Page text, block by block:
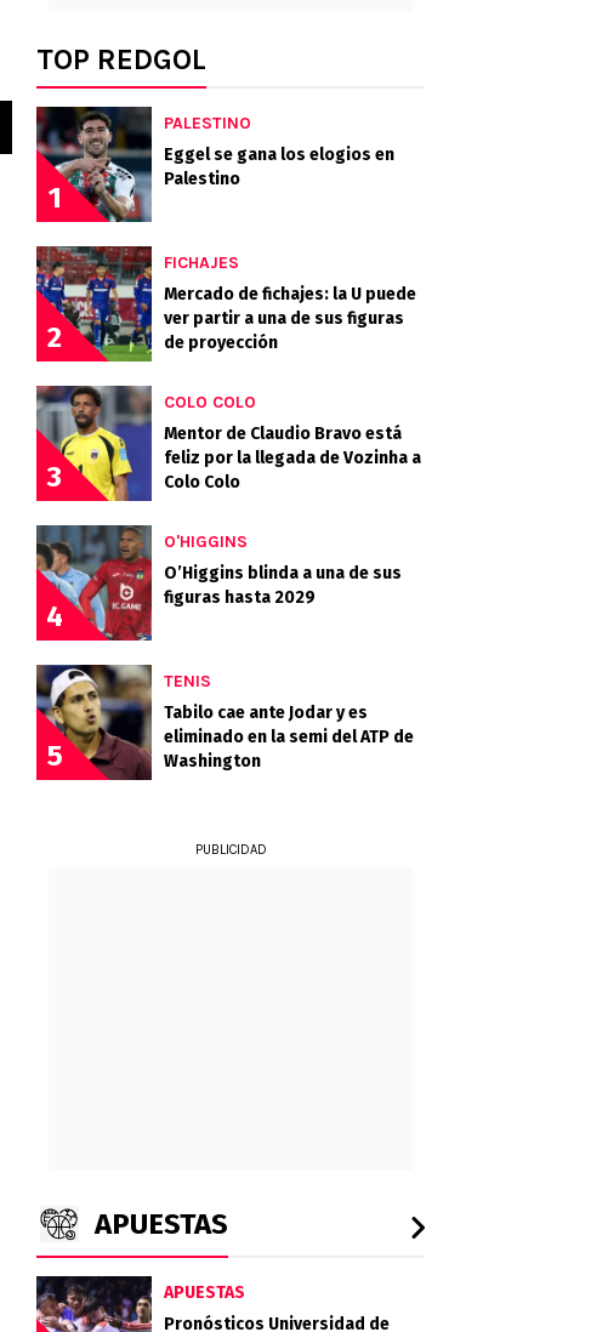
TOP REDGOL
1
PALESTINO
Eggel se gana los elogios en
Palestino
2
FICHAJES
Mercado de fichajes: la U puede
ver partir a una de sus figuras
de proyección
3
COLO COLO
Mentor de Claudio Bravo está
feliz por la llegada de Vozinha a
Colo Colo
4
O'HIGGINS
O’Higgins blinda a una de sus
figuras hasta 2029
5
TENIS
Tabilo cae ante Jodar y es
eliminado en la semi del ATP de
Washington
PUBLICIDAD
APUESTAS
APUESTAS
Pronósticos Universidad de